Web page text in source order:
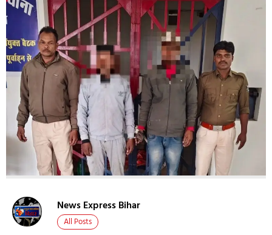
News Express Bihar
All Posts